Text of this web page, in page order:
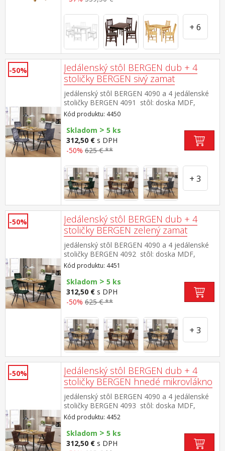
+ 6
-50%
Jedálenský stôl BERGEN dub + 4
stoličky BERGEN sivý zamat
jedálenský stôl BERGEN 4090 a 4 jedálenské
stoličky BERGEN 4091 stôl: doska MDF,
farebné prevedenie dub Wotan kovová
konštrukcia, farebné prevedenie
čierna stolička: zamatový poťah, farebné
prevedenie sivá kovová konštrukcia, farebné
prevedenie čierna výška sedu stoličky 49
cm rozmer stoličky (š/h/v) 45 × 53 × 88 cm
Kód produktu: 4450
Skladom > 5 ks
312,50 € s DPH
-50% 625 € **
+ 3
-50%
Jedálenský stôl BERGEN dub + 4
stoličky BERGEN zelený zamat
jedálenský stôl BERGEN 4090 a 4 jedálenské
stoličky BERGEN 4092 stôl: doska MDF,
farebné prevedenie dub Wotan kovová
konštrukcia, farebné prevedenie
čierna stolička: zamatový poťah, farebné
prevedenie zelená kovová konštrukcia, farebné
prevedenie čierna výška sedu stoličky 49
cm rozmer stoličky (š/h/v) 45 × 53 × 88 cm
Kód produktu: 4451
Skladom > 5 ks
312,50 € s DPH
-50% 625 € **
+ 3
-50%
Jedálenský stôl BERGEN dub + 4
stoličky BERGEN hnedé mikrovlákno
jedálenský stôl BERGEN 4090 a 4 jedálenské
stoličky BERGEN 4093 stôl: doska MDF,
farebné prevedenie dub Wotan kovová
konštrukcia, farebné prevedenie
čierna stolička: poťah brúsená koža – imitácia
mikrovlákno, farebné prevedenie
Kód produktu: 4452
Skladom > 5 ks
312,50 € s DPH